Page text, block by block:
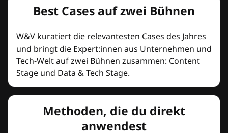
Best Cases auf zwei Bühnen
W&V kuratiert die relevantesten Cases des Jahres
und bringt die Expert:innen aus Unternehmen und
Tech-Welt auf zwei Bühnen zusammen: Content
Stage und Data & Tech Stage.
Methoden, die du direkt
anwendest